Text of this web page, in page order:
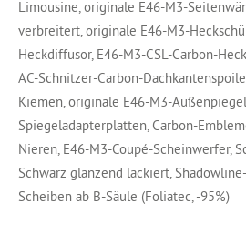
Limousine, originale E46-M3-
verbreitert, originale E46-M3-
Heckdiffusor, E46-M3-CSL-Carbon-
AC-Schnitzer-Carbon-
Kiemen, originale E46-M3-
Spiegeladapterplatten, Carbon-
Nieren, E46-M3-Coupé-Scheinwerfer,
Schwarz glänzend lackiert,
Scheiben ab B-Säule (Foliatec, -95%)